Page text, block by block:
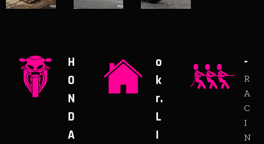
H
O
N
D
A
o
k
r.
L
I
-
R
A
C
I
N